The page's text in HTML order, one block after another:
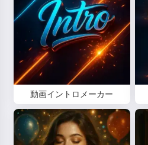
動画イントロメーカー